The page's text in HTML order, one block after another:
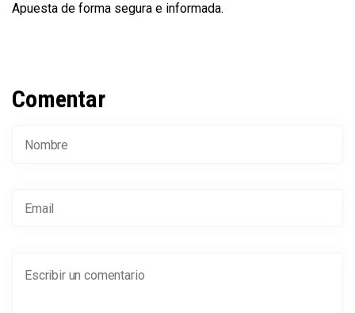
Apuesta de forma segura e informada.
Comentar